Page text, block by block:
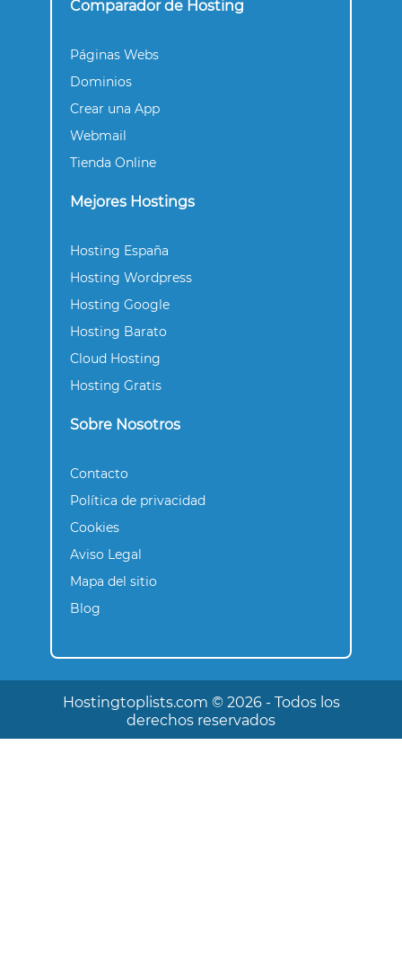
Comparador de Hosting
Páginas Webs
Dominios
Crear una App
Webmail
Tienda Online
Mejores Hostings
Hosting España
Hosting Wordpress
Hosting Google
Hosting Barato
Cloud Hosting
Hosting Gratis
Sobre Nosotros
Contacto
Política de privacidad
Cookies
Aviso Legal
Mapa del sitio
Blog
Hostingtoplists.com ©️ 2026 - Todos los
derechos reservados